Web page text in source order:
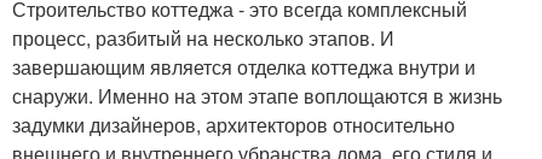
Строительство коттеджа - это всегда комплексный
процесс, разбитый на несколько этапов. И
завершающим является отделка коттеджа внутри и
снаружи. Именно на этом этапе воплощаются в жизнь
задумки дизайнеров, архитекторов относительно